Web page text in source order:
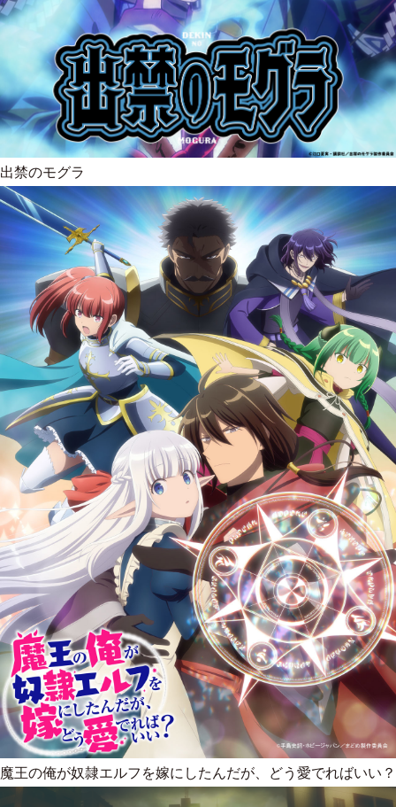
出禁のモグラ
魔王の俺が奴隷エルフを嫁にしたんだが、どう愛でればいい？